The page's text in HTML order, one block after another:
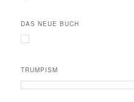
DAS NEUE BUCH
TRUMPISM